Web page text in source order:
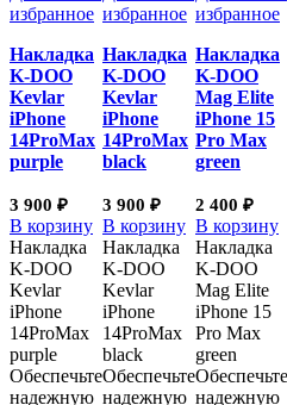
избранное
Накладка
K-DOO
Kevlar
iPhone
14ProMax
purple
3 900 ₽
В корзину
Накладка
K-DOO
Kevlar
iPhone
14ProMax
purple
Обеспечьте
надежную
избранное
Накладка
K-DOO
Kevlar
iPhone
14ProMax
black
3 900 ₽
В корзину
Накладка
K-DOO
Kevlar
iPhone
14ProMax
black
Обеспечьте
надежную
избранное
Накладка
K-DOO
Mag Elite
iPhone 15
Pro Max
green
2 400 ₽
В корзину
Накладка
K-DOO
Mag Elite
iPhone 15
Pro Max
green
Обеспечьте
надежную